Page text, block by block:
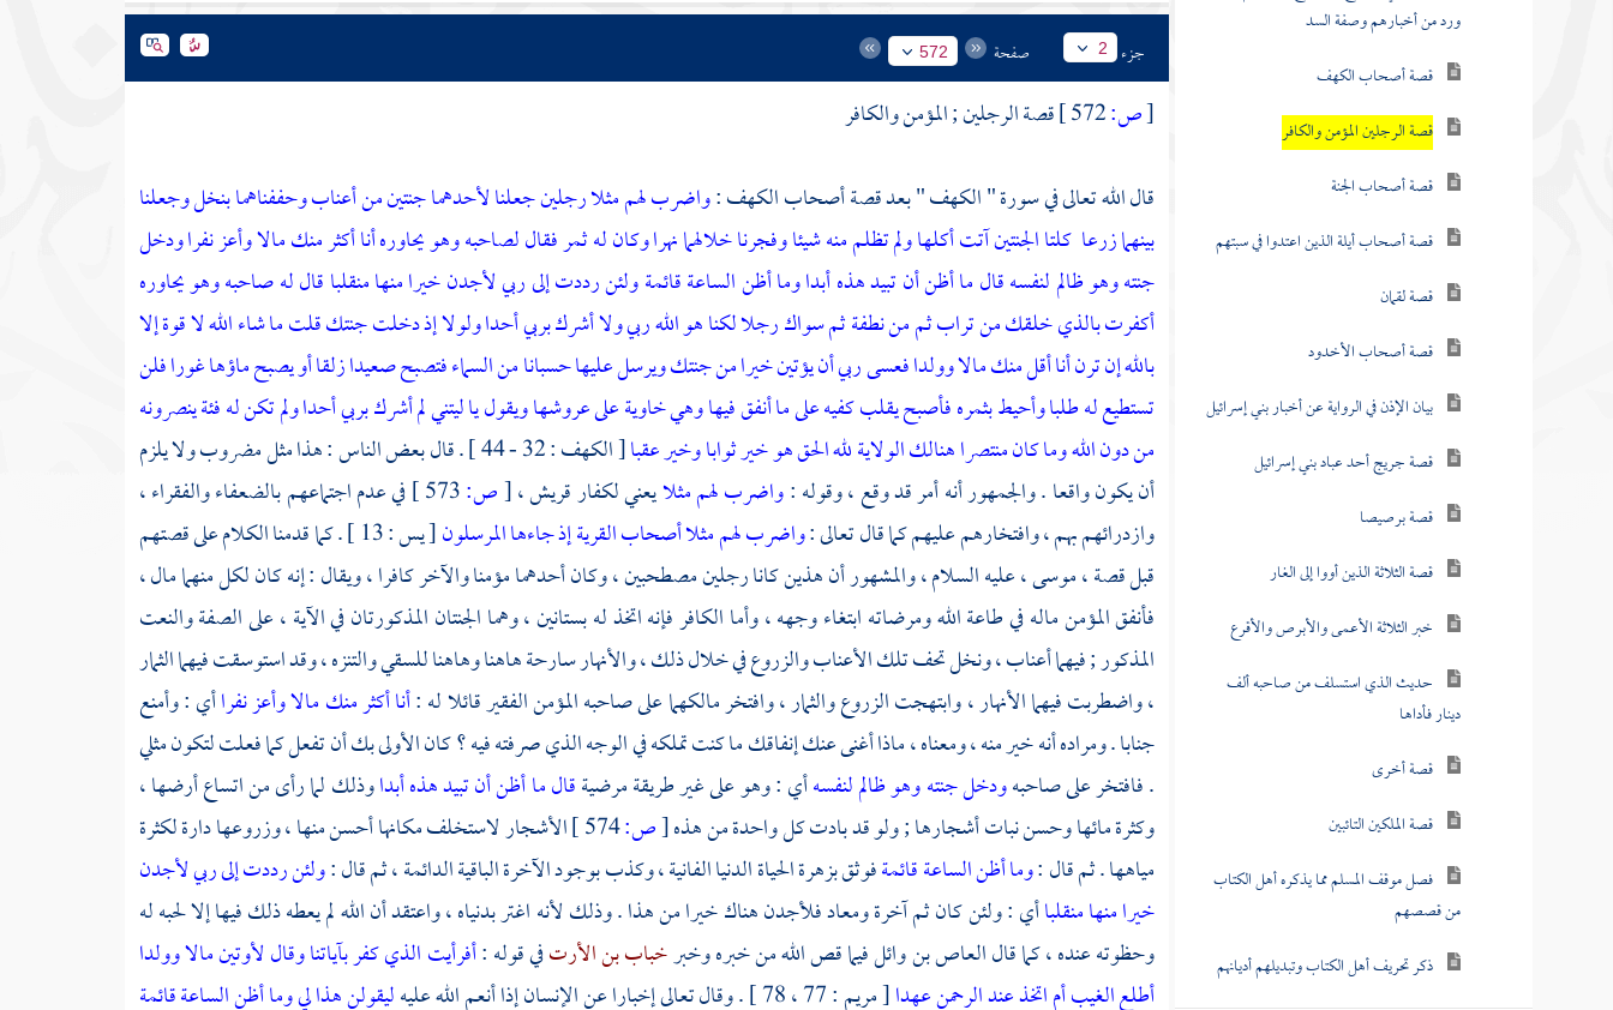
ورد من أخبارهم وصفة السد
قصة أصحاب الكهف
قصة الرجلين المؤمن والكافر
قصة أصحاب الجنة
قصة أصحاب أيلة الذين اعتدوا في سبتهم
قصة لقمان
قصة أصحاب الأخدود
بيان الإذن في الرواية عن أخبار بني إسرائيل
قصة جريج أحد عباد بني إسرائيل
قصة برصيصا
قصة الثلاثة الذين أووا إلى الغار
خبر الثلاثة الأعمى والأبرص والأقرع
حديث الذي استسلف من صاحبه ألف
دينار فأداها
قصة أخرى
قصة الملكين التائبين
فصل موقف المسلم مما يذكره أهل الكتاب
من قصصهم
ذكر تحريف أهل الكتاب وتبديلهم أديانهم
جزء 2 صفحة 572
[ص:
قصة الرجلين ; المؤمن والكافر
قال الله تعالى في سورة " الكهف " بعد قصة أصحاب الكهف :واضرب لهم مثلا رجلين جعلنا لأحدهما جنتين من أعناب وحففناهما بنخل وجعلنا
بينهما زرعا كلتا الجنتين آتت أكلها ولم تظلم منه شيئا وفجرنا خلالهما نهراوكان له ثمر فقال لصاحبه وهو يحاوره أنا أكثر منك مالا وأعز نفراودخل
جنته وهو ظالم لنفسه قال ما أظن أن تبيد هذه أبداوما أظن الساعة قائمة ولئن رددت إلى ربي لأجدن خيرا منها منقلباقال له صاحبه وهو يحاوره
أكفرت بالذي خلقك من تراب ثم من نطفة ثم سواك رجلالكنا هو الله ربي ولا أشرك بربي أحداولولا إذ دخلت جنتك قلت ما شاء الله لا قوة إلا
بالله إن ترن أنا أقل منك مالا وولدافعسى ربي أن يؤتين خيرا من جنتك ويرسل عليها حسبانا من السماء فتصبح صعيدا زلقاأو يصبح ماؤها غورا فلن
تستطيع له طلباوأحيط بثمره فأصبح يقلب كفيه على ما أنفق فيها وهي خاوية على عروشها ويقول يا ليتني لم أشرك بربي أحداولم تكن له فئة ينصرونه
من دون الله وما كان منتصراهنالك الولاية لله الحق هو خير ثوابا وخير عقبا
[ الكهف : 32 - 44 ] . قال بعض الناس : هذا مثل مضروب ولا يلزم
أن يكون واقعا . والجمهور أنه أمر قد وقع ، وقوله :واضرب لهم مثلايعني لكفارقريش ،[ص:
في عدم اجتماعهم بالضعفاء والفقراء ،
وازدرائهم بهم ، وافتخارهم عليهم كما قال تعالى :واضرب لهم مثلا أصحاب القرية إذ جاءها المرسلون
[ يس : 13 ] . كما قدمنا الكلام على قصتهم
قبل قصة ،موسى ،عليه السلام ، والمشهور أن هذين كانا رجلين مصطحبين ، وكان أحدهما مؤمنا والآخر كافرا ، ويقال : إنه كان لكل منهما مال ،
فأنفق المؤمن ماله في طاعة الله ومرضاته ابتغاء وجهه ، وأما الكافر فإنه اتخذ له بستانين ، وهما الجنتان المذكورتان في الآية ، على الصفة والنعت
المذكور ; فيهما أعناب ، ونخل تحف تلك الأعناب والزروع في خلال ذلك ، والأنهار سارحة هاهنا وهاهنا للسقي والتنزه ، وقد استوسقت فيهما الثمار
، واضطربت فيهما الأنهار ، وابتهجت الزروع والثمار ، وافتخر مالكهما على صاحبه المؤمن الفقير قائلا له :أنا أكثر منك مالا وأعز نفراأي : وأمنع
جنابا . ومراده أنه خير منه ، ومعناه ، ماذا أغنى عنك إنفاقك ما كنت تملكه في الوجه الذي صرفته فيه ؟ كان الأولى بك أن تفعل كما فعلت لتكون مثلي
. فافتخر على صاحبهودخل جنته وهو ظالم لنفسهأي : وهو على غير طريقة مرضيةقال ما أظن أن تبيد هذه أبداوذلك لما رأى من اتساع أرضها ،
وكثرة مائها وحسن نبات أشجارها ; ولو قد بادت كل واحدة من هذه[ص:574 ]
الأشجار لاستخلف مكانها أحسن منها ، وزروعها دارة لكثرة
مياهها . ثم قال :وما أظن الساعة قائمةفوثق بزهرة الحياة الدنيا الفانية ، وكذب بوجود الآخرة الباقية الدائمة ، ثم قال :ولئن رددت إلى ربي لأجدن
خيرا منها منقلباأي : ولئن كان ثم آخرة ومعاد فلأجدن هناك خيرا من هذا . وذلك لأنه اغتر بدنياه ، واعتقد أن الله لم يعطه ذلك فيها إلا لحبه له
وحظوته عنده ، كما قالالعاص بن وائلفيما قص الله من خبره وخبرخباب بن الأرتفي قوله :أفرأيت الذي كفر بآياتنا وقال لأوتين مالا وولدا
أطلع الغيب أم اتخذ عند الرحمن عهدا[ مريم : 77 ، 78 ] . وقال تعالى إخبارا عن الإنسان إذا أنعم الله عليه
ليقولن هذا لي وما أظن الساعة قائمة